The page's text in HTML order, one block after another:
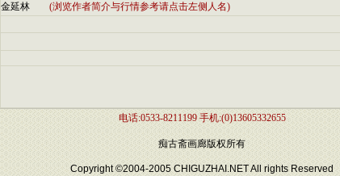
金延林(浏览作者简介与行情参考请点击左侧人名)
电话:0533-8211199 手机:(0)13605332655
痴古斋画廊版权所有
Copyright ©2004-2005 CHIGUZHAI.NET All rights Reserved